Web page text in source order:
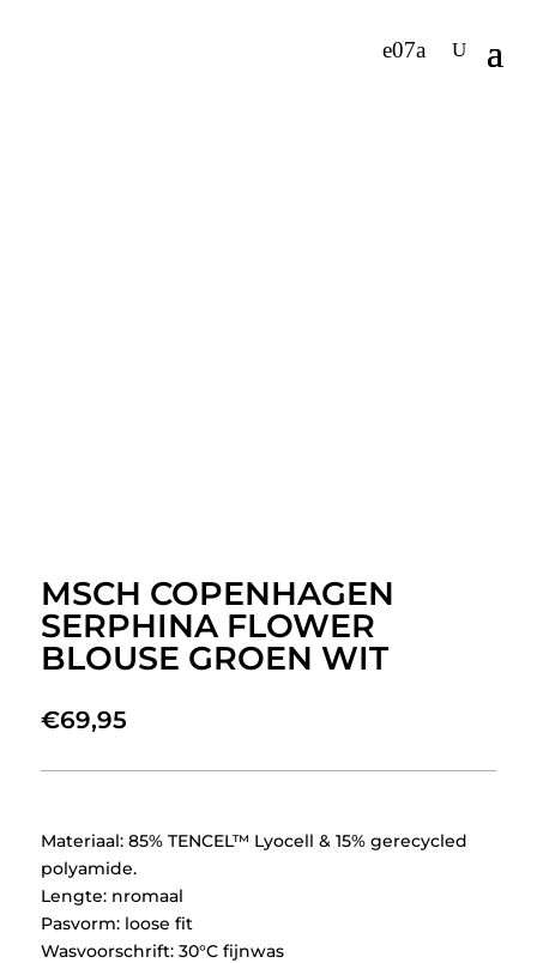
MSCH COPENHAGEN
SERPHINA FLOWER
BLOUSE GROEN WIT
€69,95
Materiaal: 85% TENCEL™ Lyocell & 15% gerecycled
polyamide.
Lengte: nromaal
Pasvorm: loose fit
Wasvoorschrift: 30°C fijnwas